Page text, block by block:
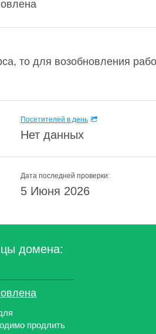
то для возобновления
Посетителей в день
Нет данных
Дата последней проверки:
5 Июня 2026
домена:
продлить